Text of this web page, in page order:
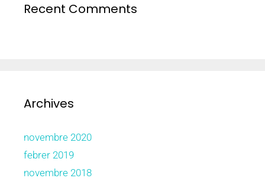
Recent Comments
Archives
novembre 2020
febrer 2019
novembre 2018